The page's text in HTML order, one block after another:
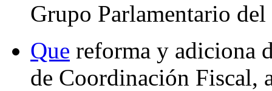
Grupo Parlamentario
Que reforma y adiciona
de Coordinación Fiscal,